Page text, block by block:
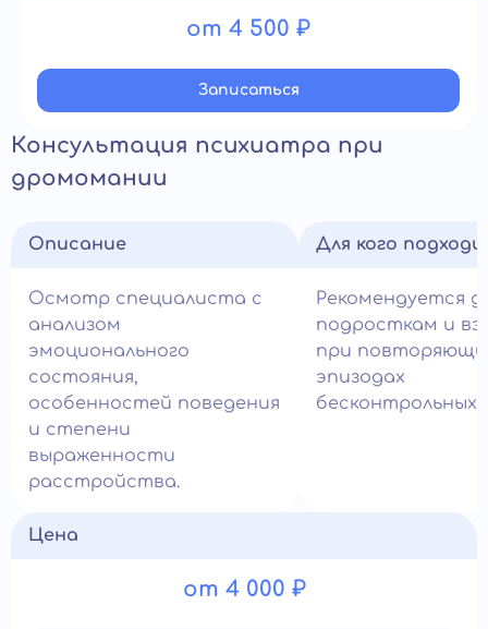
от 4 500 ₽
Записатьcя
Консультация психиатра при
дромомании
Описание
Осмотр специалиста с
анализом
эмоционального
состояния,
особенностей поведения
и степени
выраженности
расстройства.
Для кого
Рекомендуется
подросткам и
при
эпизодах
бесконтрольных
Цена
от 4 000 ₽